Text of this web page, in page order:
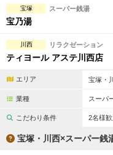
宝塚 スーパー銭湯
宝乃湯
川西 リラクゼーション
ティヨール アステ川西店
エリア 宝塚・
業種 スーパ
こだわり条件 2名様
宝塚・川西×スーパー銭